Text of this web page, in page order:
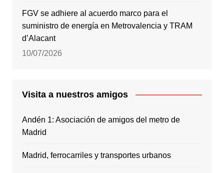
FGV se adhiere al acuerdo marco para el
suministro de energía en Metrovalencia y TRAM
d’Alacant
10/07/2026
Visita a nuestros amigos
Andén 1: Asociación de amigos del metro de
Madrid
Madrid, ferrocarriles y transportes urbanos